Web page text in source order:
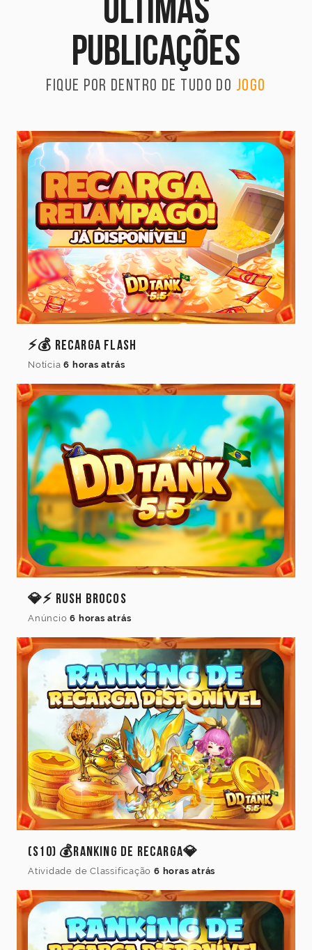
Idioma
do jogo
Idioma
Cancelar Atualizar
Últimas
publicações
Fique por dentro de tudo do jogo
⚡💰 Recarga Flash
Notícia 6 horas atrás
💎⚡ Rush Brocos
Anúncio 6 horas atrás
(S10) 💰Ranking de Recarga💎
Atividade de Classificação 6 horas atrás